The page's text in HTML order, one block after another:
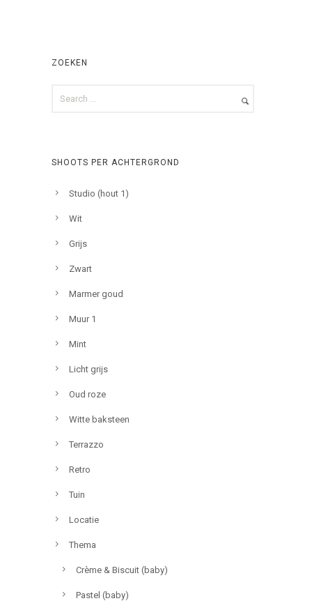
ZOEKEN
SHOOTS PER ACHTERGROND
Studio (hout 1)
Wit
Grijs
Zwart
Marmer goud
Muur 1
Mint
Licht grijs
Oud roze
Witte baksteen
Terrazzo
Retro
Tuin
Locatie
Thema
Crème & Biscuit (baby)
Pastel (baby)